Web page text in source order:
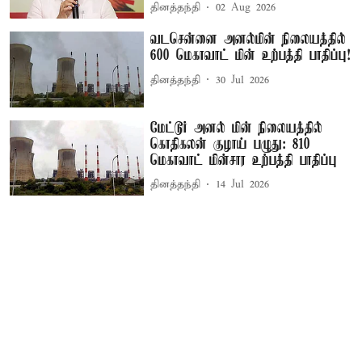
தினத்தந்தி 02 Aug 2026
வடசென்னை அனல்மின் நிலையத்தில்
600 மெகாவாட் மின் உற்பத்தி பாதிப்பு!
தினத்தந்தி 30 Jul 2026
மேட்டூர் அனல் மின் நிலையத்தில்
கொதிகலன் குழாய் பழுது: 810
மெகாவாட் மின்சார உற்பத்தி பாதிப்பு
தினத்தந்தி 14 Jul 2026